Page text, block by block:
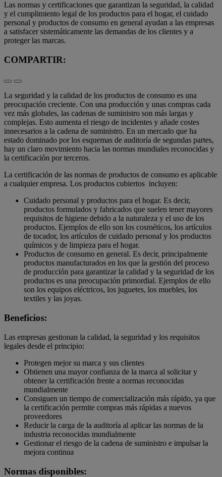
Las normas y certificaciones que garantizan la seguridad, la calidad
y el cumplimiento legal de los productos para el hogar, el cuidado
personal y productos de consumo en general ayudan a las empresas
a satisfacer sistemáticamente las demandas de los clientes y a
proteger las marcas.
COMPARTIR:
La seguridad y la calidad de los productos de consumo es una
preocupación creciente. Con una producción y unas compras cada
vez más globales, las cadenas de suministro son más largas y
complejas. Esto aumenta el riesgo de incidentes y añade costes
innecesarios a la cadena de suministro. En un mercado que ha
estado dominado por los esquemas de auditoría de segundas partes,
hay un claro movimiento hacia las normas mundiales reconocidas y
la certificación por terceros.
La certificación de las normas de productos de consumo es aplicable
a cualquier empresa. Los productos cubiertos incluyen:
Cuidado personal y productos para el hogar. Es decir,
productos formulados y fabricados que suelen tener mayores
requisitos de higiene debido a la naturaleza y el uso de los
productos. Ejemplos de ello son los cosméticos, los artículos
de tocador, los artículos de cuidado personal y los productos
químicos y de limpieza para el hogar.
Productos de consumo en general. Es decir, principalmente
productos manufacturados en los que la gestión del proceso
de producción para garantizar la calidad y la seguridad de los
productos es una preocupación primordial. Ejemplos de ello
son los equipos eléctricos, los juguetes, los muebles, los
textiles y las joyas.
Beneficios:
Las empresas gestionan la calidad, la seguridad y los requisitos
legales desde el principio:
Protegen mejor su marca y sus clientes
Obtienen una mayor confianza de la marca al solicitar y
obtener la certificación frente a normas reconocidas
mundialmente
Consiguen un tiempo de comercialización más rápido, ya que
la certificación permite compras más rápidas a nuevos
proveedores
Reducir la carga de la auditoría al aplicar las normas de la
industria reconocidas mundialmente
Gestionar el riesgo de la cadena de suministro e impulsar la
mejora continua
Normas disponibles: